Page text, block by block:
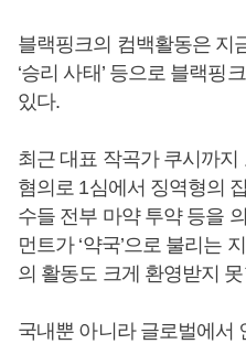
블랙핑크의 컴백활동은 지
‘승리 사태’ 등으로 블랙핑
있다.
최근 대표 작곡가 쿠시까
혐의로 1심에서 징역형의
수들 전부 마약 투약 등을
먼트가 ‘약국’으로 불리는
의 활동도 크게 환영받지
국내뿐 아니라 글로벌에서